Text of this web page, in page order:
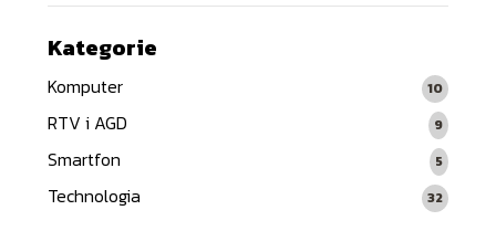
Kategorie
Komputer 10
RTV i AGD 9
Smartfon 5
Technologia 32